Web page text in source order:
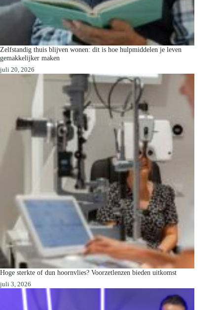
Zelfstandig thuis blijven wonen: dit is hoe hulpmiddelen je leven
gemakkelijker maken
juli 20, 2026
Hoge sterkte of dun hoornvlies? Voorzetlenzen bieden uitkomst
juli 3, 2026